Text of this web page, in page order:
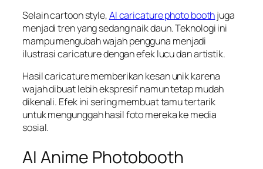
Selain cartoon style,AI caricature photo boothjuga
menjadi tren yang sedang naik daun. Teknologi ini
mampu mengubah wajah pengguna menjadi
ilustrasi caricature dengan efek lucu dan artistik.
Hasil caricature memberikan kesan unik karena
wajah dibuat lebih ekspresif namun tetap mudah
dikenali. Efek ini sering membuat tamu tertarik
untuk mengunggah hasil foto mereka ke media
sosial.
AI Anime Photobooth